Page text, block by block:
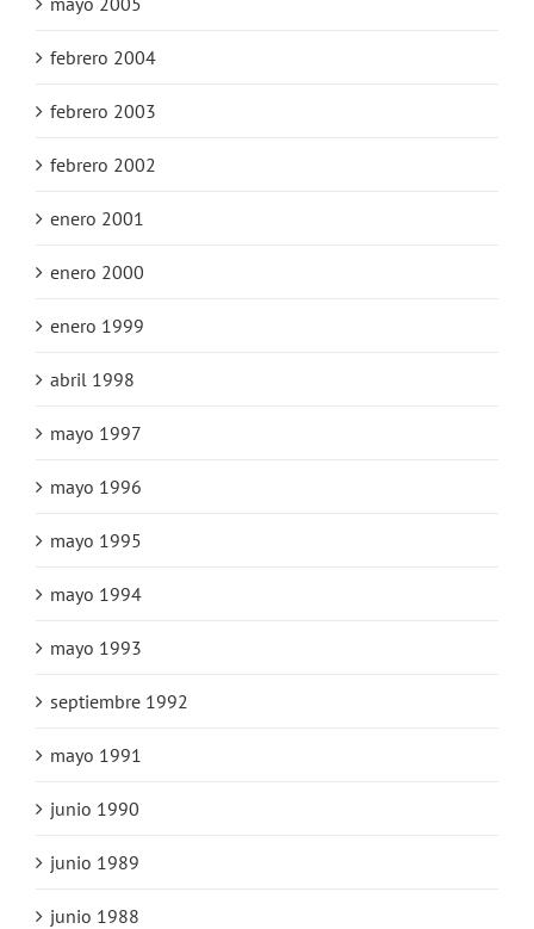
febrero 2004
febrero 2003
febrero 2002
enero 2001
enero 2000
enero 1999
abril 1998
mayo 1997
mayo 1996
mayo 1995
mayo 1994
mayo 1993
septiembre 1992
mayo 1991
junio 1990
junio 1989
junio 1988